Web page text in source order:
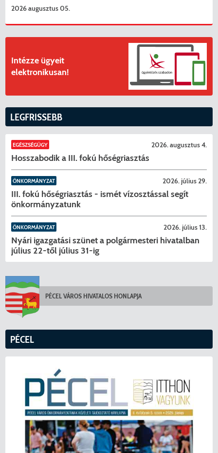
2026 augusztus 05.
Intézze ügyeit
elektronikusan!
LEGFRISSEBB
EGÉSZSÉGÜGY 2026. augusztus 4.
Hosszabodik a III. fokú hőségriasztás
ÖNKORMÁNYZAT 2026. július 29.
III. fokú hőségriasztás - ismét vízosztással segít
önkormányzatunk
ÖNKORMÁNYZAT 2026. július 13.
Nyári igazgatási szünet a polgármesteri hivatalban
július 22-től július 31-ig
PÉCEL VÁROS HIVATALOS HONLAPJA
PÉCEL